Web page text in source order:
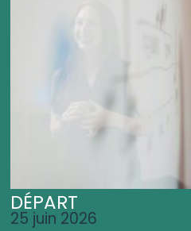
DÉPART
25 juin 2026